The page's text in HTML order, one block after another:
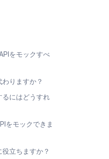
をモックすべ
りますか？
るにはどうすれ
をモックできま
立ちますか？